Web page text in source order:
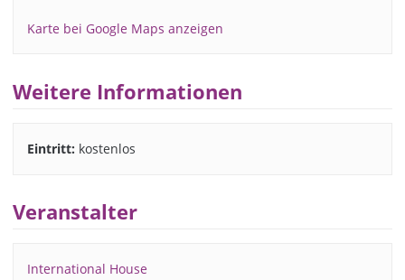
Karte bei Google Maps anzeigen
Weitere Informationen
Eintritt: kostenlos
Veranstalter
International House